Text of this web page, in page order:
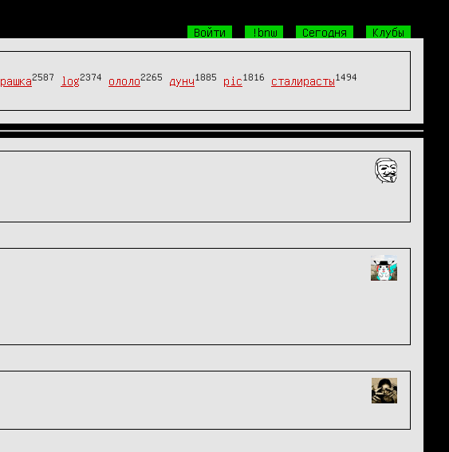
Войти !bnw Сегодня Клубы
рашка2587 log2374 ололо2265 дунч1885 pic1816 сталирасты1494